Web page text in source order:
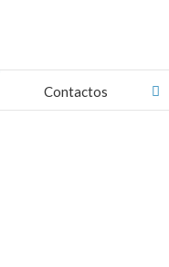
Contactos